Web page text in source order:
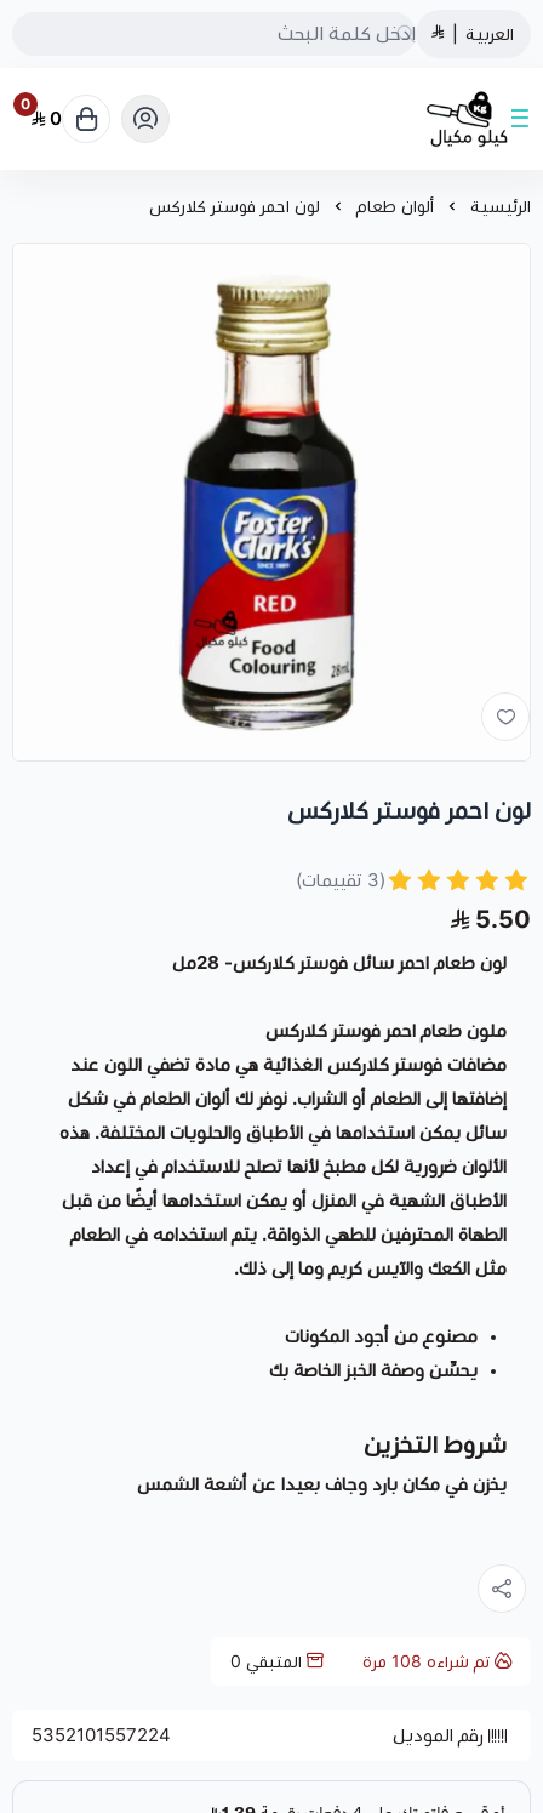
العربية
كيلو مكيال
0
0
الرئيسية ألوان طعام لون احمر فوستر كلاركس
لون احمر فوستر كلاركس
(3 تقييمات)
5.50
لون طعام احمر سائل فوستر كلاركس- 28مل
ملون طعام احمر فوستر كلاركس
مضافات فوستر كلاركس الغذائية هي مادة تضفي اللون عند
إضافتها إلى الطعام أو الشراب. نوفر لك ألوان الطعام في شكل
سائل يمكن استخدامها في الأطباق والحلويات المختلفة. هذه
الألوان ضرورية لكل مطبخ لأنها تصلح للاستخدام في إعداد
الأطباق الشهية في المنزل أو يمكن استخدامها أيضًا من قبل
الطهاة المحترفين للطهي الذواقة. يتم استخدامه في الطعام
مثل الكعك والآيس كريم وما إلى ذلك.
مصنوع من أجود المكونات
يحسِّن وصفة الخبز الخاصة بك
شروط التخزين
يخزن في مكان بارد وجاف بعيدا عن أشعة الشمس
تم شراءه 108 مرة المتبقي 0
رقم الموديل 5352101557224